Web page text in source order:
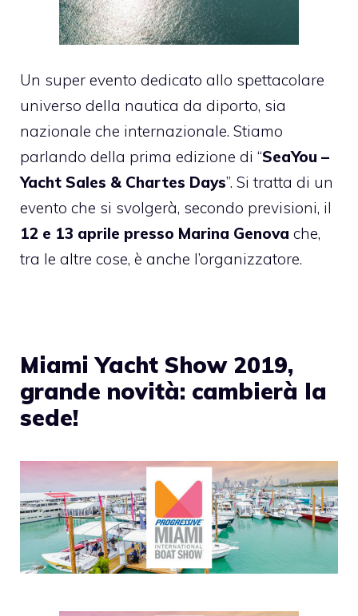
Un super evento dedicato allo spettacolare
universo della nautica da diporto, sia
nazionale che internazionale. Stiamo
parlando della prima edizione di “SeaYou –
Yacht Sales & Chartes Days”. Si tratta di un
evento che si svolgerà, secondo previsioni, il
12 e 13 aprile presso Marina Genova che,
tra le altre cose, è anche l’organizzatore.
Miami Yacht Show 2019,
grande novità: cambierà la
sede!